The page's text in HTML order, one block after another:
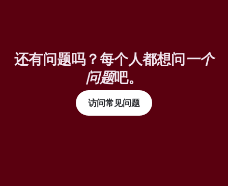
还有问题吗？每个人都想问一个
问题吧。
访问常见问题